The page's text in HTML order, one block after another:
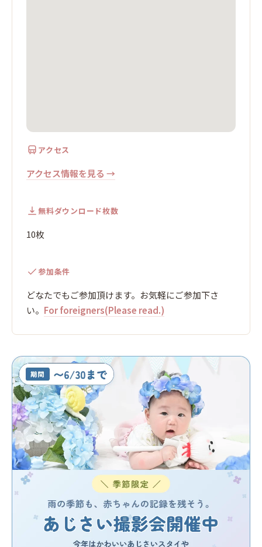
アクセス
アクセス情報を見る →
無料ダウンロード枚数
10枚
参加条件
どなたでもご参加頂けます。お気軽にご参加下さ
い。 For foreigners(Please read.)